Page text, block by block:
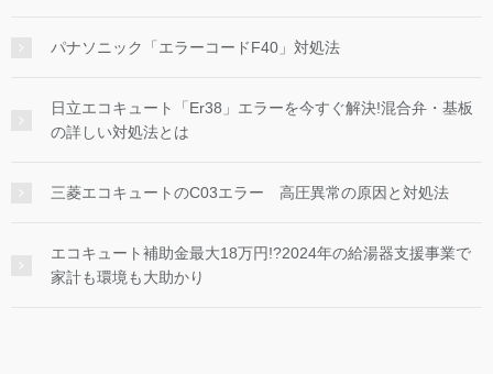
パナソニック「エラーコードF40」対処法
日立エコキュート「Er38」エラーを今すぐ解決!混合弁・基板
の詳しい対処法とは
三菱エコキュートのC03エラー 高圧異常の原因と対処法
エコキュート補助金最大18万円!?2024年の給湯器支援事業で
家計も環境も大助かり